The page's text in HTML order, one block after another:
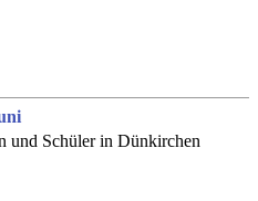
und Schüler in Dünkirchen